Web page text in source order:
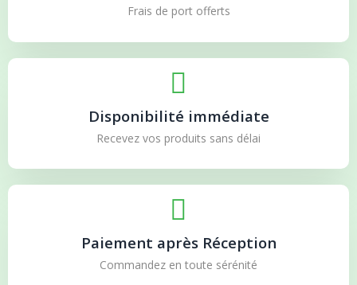
Frais de port offerts
Disponibilité immédiate
Recevez vos produits sans délai
Paiement après Réception
Commandez en toute sérénité